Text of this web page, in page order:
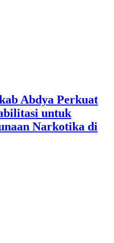
Abdya Perkuat
untuk
Narkotika di